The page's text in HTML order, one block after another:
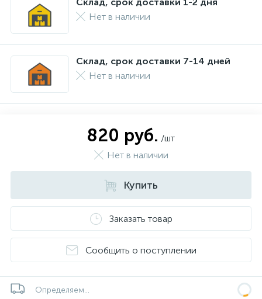
Нет в наличии
Склад, срок доставки 7-14 дней
Нет в наличии
820 руб. /шт
Нет в наличии
Купить
Заказать товар
Сообщить о поступлении
Определяем...